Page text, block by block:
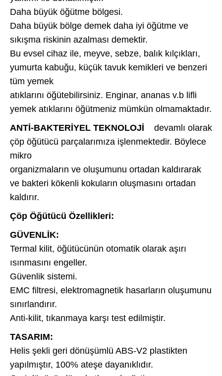
Daha büyük öğütme bölgesi.
Daha büyük bölge demek daha iyi öğütme ve
sıkışma riskinin azalması demektir.
Bu evsel cihaz ile, meyve, sebze, balık kılçıkları,
yumurta kabuğu, küçük tavuk kemikleri ve benzeri
tüm yemek
atıklarını öğütebilirsiniz. Enginar, ananas v.b lifli
yemek atıklarını öğütmeniz mümkün olmamaktadır.
ANTİ-BAKTERİYEL TEKNOLOJİ devamlı olarak
çöp öğütücü parçalarımıza işlenmektedir. Böylece
mikro
organizmaların ve oluşumunu ortadan kaldırarak
ve bakteri kökenli kokuların oluşmasını ortadan
kaldırır.
Çöp Öğütücü Özellikleri:
GÜVENLİK:
Termal kilit, öğütücünün otomatik olarak aşırı
ısınmasını engeller.
Güvenlik sistemi.
EMC filtresi, elektromagnetik hasarların oluşumunu
sınırlandırır.
Anti-kilit, tıkanmaya karşı test edilmiştir.
TASARIM:
Helis şekli geri dönüşümlü ABS-V2 plastikten
yapılmıştır, 100% ateşe dayanıklıdır.